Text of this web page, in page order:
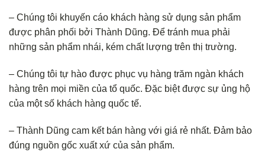
– Chúng tôi khuyến cáo khách hàng sử dụng sản phẩm
được phân phối bởi Thành Dũng. Để tránh mua phải
những sản phẩm nhái, kém chất lượng trên thị trường.
– Chúng tôi tự hào được phục vụ hàng trăm ngàn khách
hàng trên mọi miền của tổ quốc. Đặc biệt được sự ủng hộ
của một số khách hàng quốc tế.
– Thành Dũng cam kết bán hàng với giá rẻ nhất. Đảm bảo
đúng nguồn gốc xuất xứ của sản phẩm.